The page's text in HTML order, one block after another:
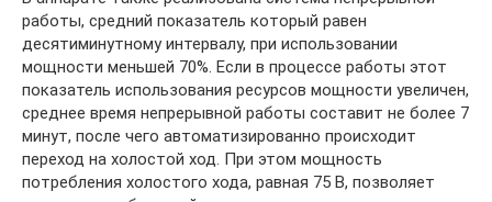
работы, средний показатель который равен
десятиминутному интервалу, при использовании
мощности меньшей 70%. Если в процессе работы этот
показатель использования ресурсов мощности увеличен,
среднее время непрерывной работы составит не более 7
минут, после чего автоматизированно происходит
переход на холостой ход. При этом мощность
потребления холостого хода, равная 75 В, позволяет